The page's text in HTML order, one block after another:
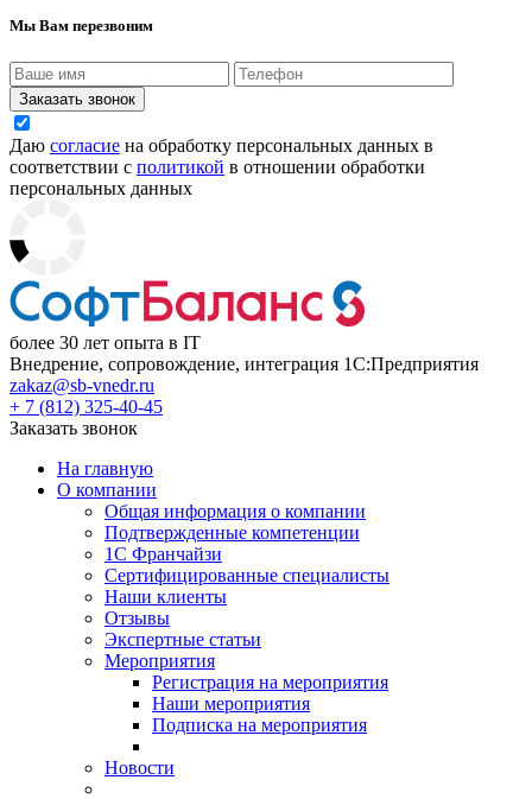
Мы Вам перезвоним
Заказать звонок
Даю согласие на обработку персональных данных в
соответствии с политикой в отношении обработки
персональных данных
более 30 лет опыта в IT
Внедрение, сопровождение, интеграция 1С:Предприятия
zakaz@sb-vnedr.ru
+ 7 (812) 325-40-45
Заказать звонок
На главную
О компании
Общая информация о компании
Подтвержденные компетенции
1С Франчайзи
Сертифицированные специалисты
Наши клиенты
Отзывы
Экспертные статьи
Мероприятия
Регистрация на мероприятия
Наши мероприятия
Подписка на мероприятия
Новости